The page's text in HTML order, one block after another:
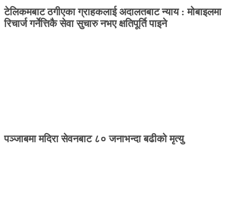
टेलिकमबाट ठगीएका ग्राहकलाई अदालतबाट न्याय : मोबाइलमा
रिचार्ज गर्नेत्तिकै सेवा सुचारु नभए क्षतिपूर्ति पाइने
पञ्जाबमा मदिरा सेवनबाट ८० जनाभन्दा बढीको मृत्यु